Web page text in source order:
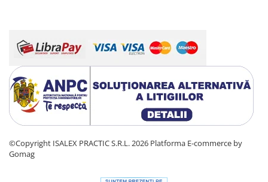
©Copyright ISALEX PRACTIC S.R.L. 2026 Platforma E-commerce by
Gomag